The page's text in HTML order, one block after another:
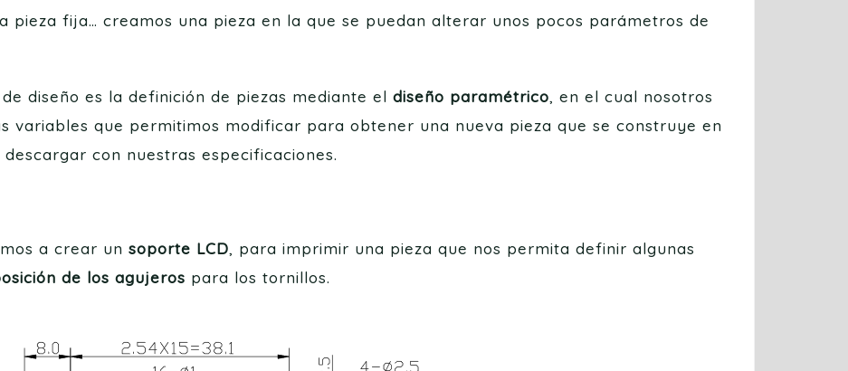
pieza fija… creamos una pieza en la que se puedan alterar unos pocos parámetros de
diseño es la definición de piezas mediante el diseño paramétrico, en el cual nosotros
variables que permitimos modificar para obtener una nueva pieza que se construye en
con nuestras especificaciones.
a crear un soporte LCD, para imprimir una pieza que nos permita definir algunas
de los agujeros para los tornillos.